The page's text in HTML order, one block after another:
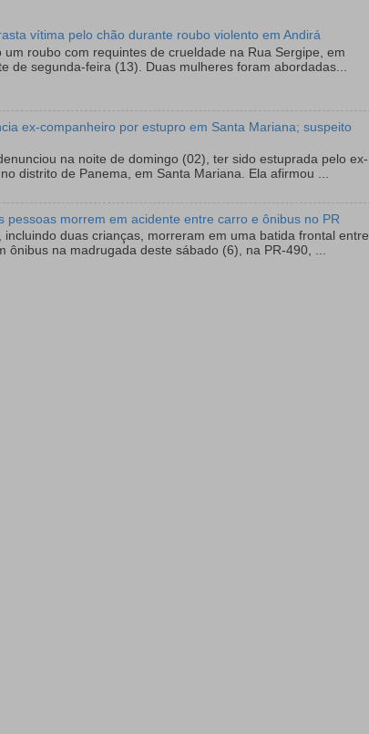
vítima pelo chão durante roubo violento em Andirá
um roubo com requintes de crueldade na Rua Sergipe, em
de segunda-feira (13). Duas mulheres foram abordadas...
ex-companheiro por estupro em Santa Mariana; suspeito
na noite de domingo (02), ter sido estuprada pelo ex-
distrito de Panema, em Santa Mariana. Ela afirmou ...
pessoas morrem em acidente entre carro e ônibus no PR
incluindo duas crianças, morreram em uma batida frontal entre
ônibus na madrugada deste sábado (6), na PR-490, ...